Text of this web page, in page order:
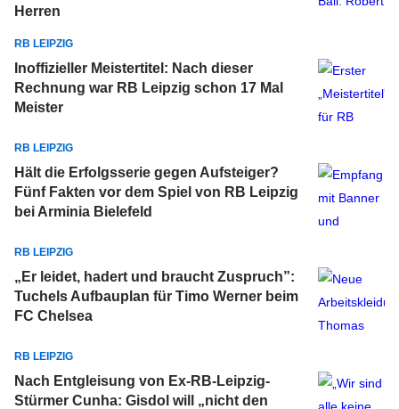
Herren
RB LEIPZIG
Inoffizieller Meistertitel: Nach dieser
Rechnung war RB Leipzig schon 17 Mal
Meister
RB LEIPZIG
Hält die Erfolgsserie gegen Aufsteiger?
Fünf Fakten vor dem Spiel von RB Leipzig
bei Arminia Bielefeld
RB LEIPZIG
„Er leidet, hadert und braucht Zuspruch”:
Tuchels Aufbauplan für Timo Werner beim
FC Chelsea
RB LEIPZIG
Nach Entgleisung von Ex-RB-Leipzig-
Stürmer Cunha: Gisdol will „nicht den